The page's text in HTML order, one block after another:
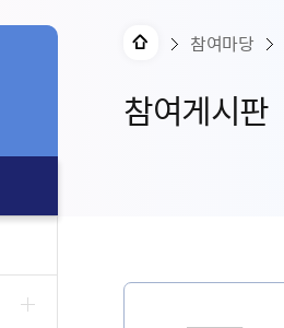
참여게시판
참여마당